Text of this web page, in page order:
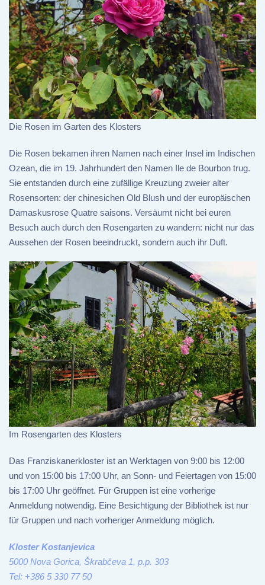
Die Rosen im Garten des Klosters
Die Rosen bekamen ihren Namen nach einer Insel im Indischen
Ozean, die im 19. Jahrhundert den Namen Ile de Bourbon trug.
Sie entstanden durch eine zufällige Kreuzung zweier alter
Rosensorten: der chinesichen Old Blush und der europäischen
Damaskusrose Quatre saisons. Versäumt nicht bei euren
Besuch auch durch den Rosengarten zu wandern: nicht nur das
Aussehen der Rosen beeindruckt, sondern auch ihr Duft.
Im Rosengarten des Klosters
Das Franziskanerkloster ist an Werktagen von 9:00 bis 12:00
und von 15:00 bis 17:00 Uhr, an Sonn- und Feiertagen von 15:00
bis 17:00 Uhr geöffnet. Für Gruppen ist eine vorherige
Anmeldung notwendig. Eine Besichtigung der Bibliothek ist nur
für Gruppen und nach vorheriger Anmeldung möglich.
Kloster Kostanjevica
5000 Nova Gorica, Škrabčeva 1, p.p. 303
Tel: +386 5 330 77 50